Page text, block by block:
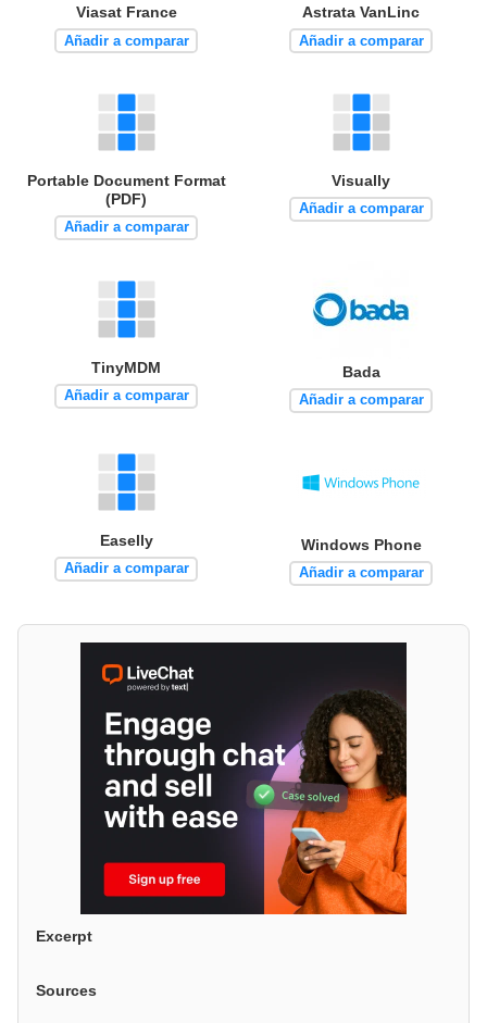
Viasat France
Añadir a comparar
Astrata VanLinc
Añadir a comparar
Portable Document Format
(PDF)
Añadir a comparar
Visually
Añadir a comparar
TinyMDM
Añadir a comparar
Bada
Añadir a comparar
Easelly
Añadir a comparar
Windows Phone
Añadir a comparar
Excerpt
Sources